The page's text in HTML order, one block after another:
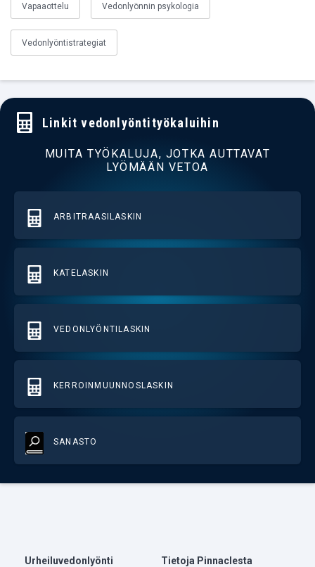
Vapaaottelu Vedonlyönnin psykologia
Vedonlyöntistrategiat
Linkit vedonlyöntityökaluihin
MUITA TYÖKALUJA, JOTKA AUTTAVAT
LYÖMÄÄN VETOA
ARBITRAASILASKIN
KATELASKIN
VEDONLYÖNTILASKIN
KERROINMUUNNOSLASKIN
SANASTO
Urheiluvedonlyönti Tietoja Pinnaclesta